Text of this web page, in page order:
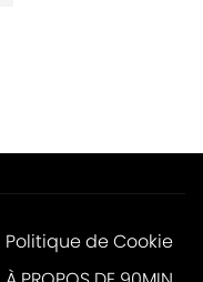
Politique de Cookie